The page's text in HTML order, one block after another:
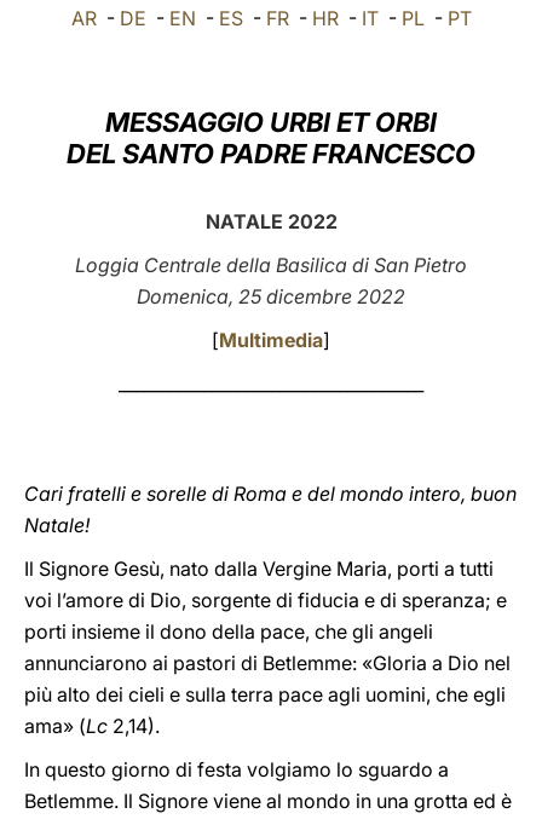
العربيّة
LATINE
AR- DE - EN - ES- FR- HR- IT- PL- PT
MESSAGGIO URBI ET ORBI
DEL SANTO PADRE FRANCESCO
NATALE 2022
Loggia Centrale della Basilica di San Pietro
Domenica, 25 dicembre 2022
[Multimedia]
Cari fratelli e sorelle di Roma e del mondo intero, buon
Natale!
Il Signore Gesù, nato dalla Vergine Maria, porti a tutti
voi l’amore di Dio, sorgente di fiducia e di speranza; e
porti insieme il dono della pace, che gli angeli
annunciarono ai pastori di Betlemme: «Gloria a Dio nel
più alto dei cieli e sulla terra pace agli uomini, che egli
ama» (Lc 2,14).
In questo giorno di festa volgiamo lo sguardo a
Betlemme. Il Signore viene al mondo in una grotta ed è